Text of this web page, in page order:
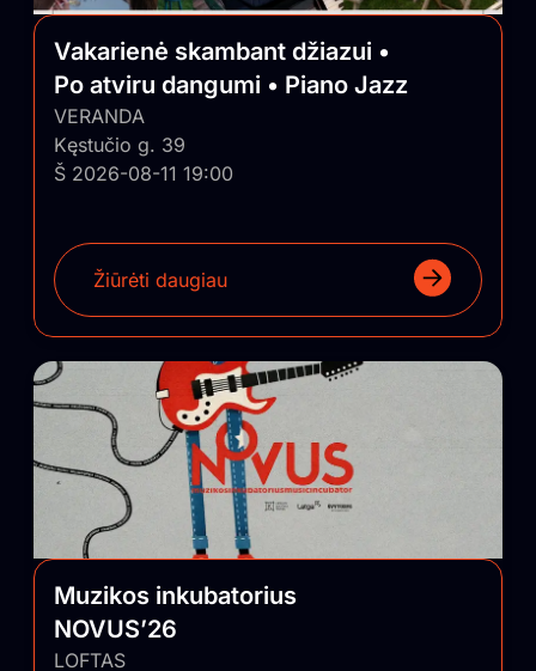
Vakarienė skambant džiazui •
Po atviru dangumi • Piano Jazz
VERANDA
Kęstučio g. 39
Š 2026-08-11 19:00
Žiūrėti daugiau
Muzikos inkubatorius
NOVUS’26
LOFTAS